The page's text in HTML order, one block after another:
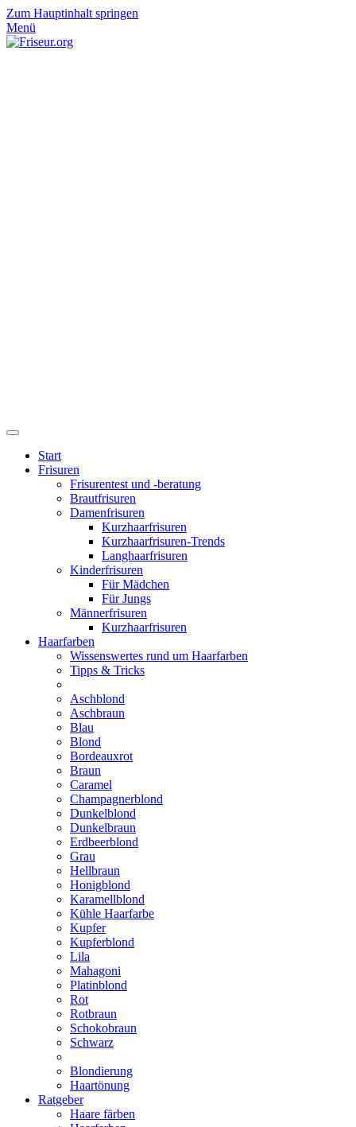
Zum Hauptinhalt springen
Menü
Start
Frisuren
Frisurentest und -beratung
Brautfrisuren
Damenfrisuren
Kurzhaarfrisuren
Kurzhaarfrisuren-Trends
Langhaarfrisuren
Kinderfrisuren
Für Mädchen
Für Jungs
Männerfrisuren
Kurzhaarfrisuren
Haarfarben
Wissenswertes rund um Haarfarben
Tipps & Tricks
Aschblond
Aschbraun
Blau
Blond
Bordeauxrot
Braun
Caramel
Champagnerblond
Dunkelblond
Dunkelbraun
Erdbeerblond
Grau
Hellbraun
Honigblond
Karamellblond
Kühle Haarfarbe
Kupfer
Kupferblond
Lila
Mahagoni
Platinblond
Rot
Rotbraun
Schokobraun
Schwarz
Blondierung
Haartönung
Ratgeber
Haare färben